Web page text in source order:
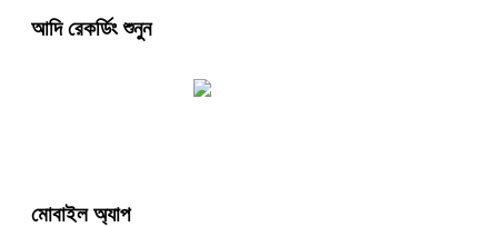
আদি রেকর্ডিং শুনুন
মোবাইল অ্যাপ